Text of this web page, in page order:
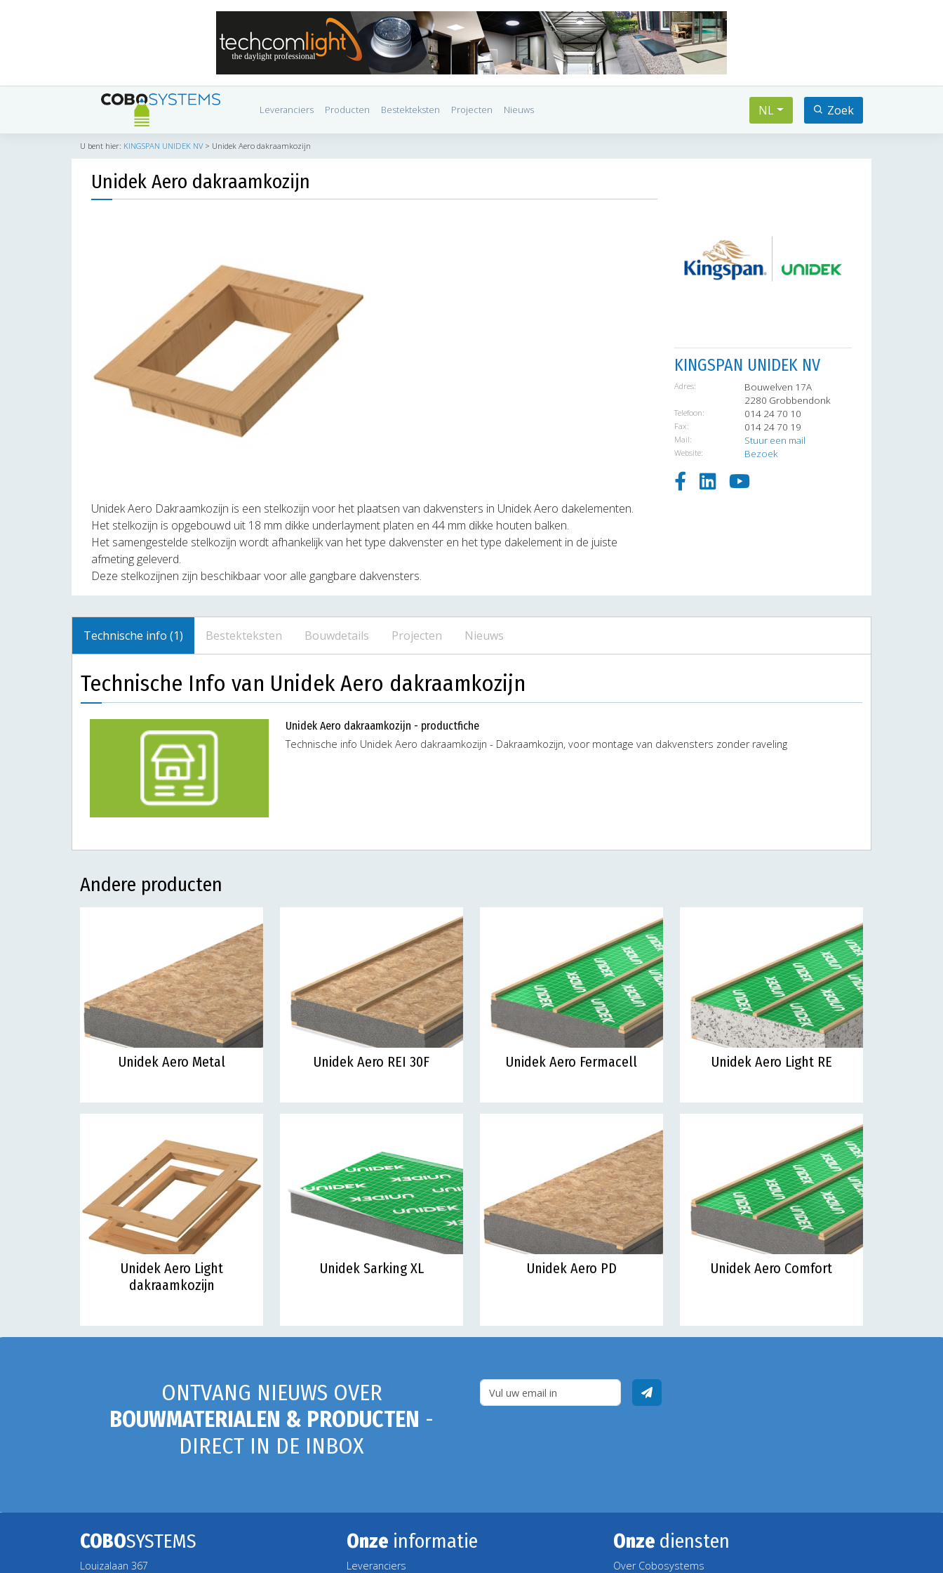
Leveranciers Producten Bestekteksten Projecten Nieuws NL Zoek
U bent hier: KINGSPAN UNIDEK NV> Unidek Aero dakraamkozijn
Unidek Aero dakraamkozijn
Unidek Aero Dakraamkozijn is een stelkozijn voor het plaatsen van dakvensters in Unidek Aero dakelementen.
Het stelkozijn is opgebouwd uit 18 mm dikke underlayment platen en 44 mm dikke houten balken.
Het samengestelde stelkozijn wordt afhankelijk van het type dakvenster en het type dakelement in de juiste
afmeting geleverd.
Deze stelkozijnen zijn beschikbaar voor alle gangbare dakvensters.
KINGSPAN UNIDEK NV
Adres:
Bouwelven 17A
2280 Grobbendonk
Telefoon: 014 24 70 10
Fax: 014 24 70 19
Mail: Stuur een mail
Website: Bezoek
Technische info (1) Bestekteksten Bouwdetails Projecten Nieuws
Technische Info van Unidek Aero dakraamkozijn
Unidek Aero dakraamkozijn - productfiche
Technische info Unidek Aero dakraamkozijn - Dakraamkozijn, voor montage van dakvensters zonder raveling
Andere producten
Unidek Aero Metal Unidek Aero REI 30F Unidek Aero Fermacell Unidek Aero Light RE
Unidek Aero Light
dakraamkozijn
Unidek Sarking XL Unidek Aero PD Unidek Aero Comfort
ONTVANG NIEUWS OVER
BOUWMATERIALEN & PRODUCTEN -
DIRECT IN DE INBOX
COBOSYSTEMS
Louizalaan 367
Onze informatie
Leveranciers
Onze diensten
Over Cobosystems